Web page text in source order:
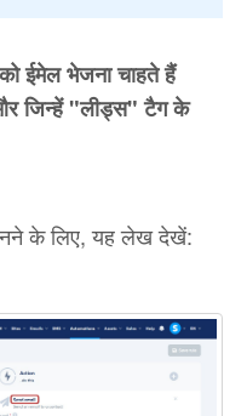
ईमेल भेजना चाहते हैं
जिन्हें "लीड्स" टैग के
के लिए, यह लेख देखें: